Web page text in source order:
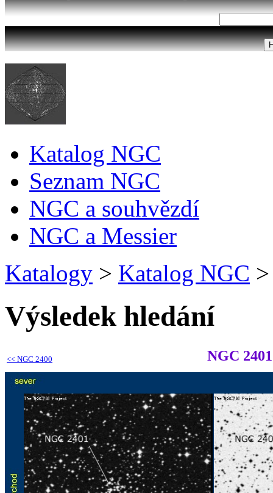
Katalog NGC
Seznam NGC
NGC a souhvězdí
NGC a Messier
Katalogy > Katalog NGC >
Výsledek hledání
<< NGC 2400 NGC 2401